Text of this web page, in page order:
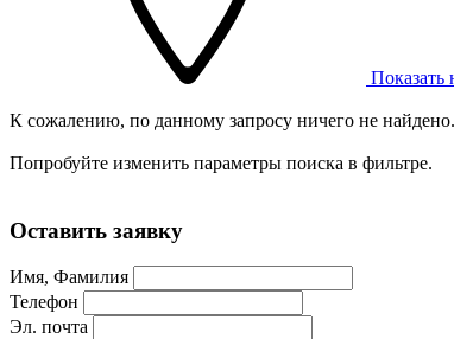
Показать
К сожалению, по данному запросу ничего не найдено.
Попробуйте изменить параметры поиска в фильтре.
Оставить заявку
Имя, Фамилия
Телефон
Эл. почта